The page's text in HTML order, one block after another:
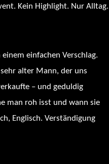
Kein Highlight. Nur Alltag.
einfachen Verschlag.
alter Mann, der uns
– und geduldig
man roh isst und wann sie
Englisch. Verständigung